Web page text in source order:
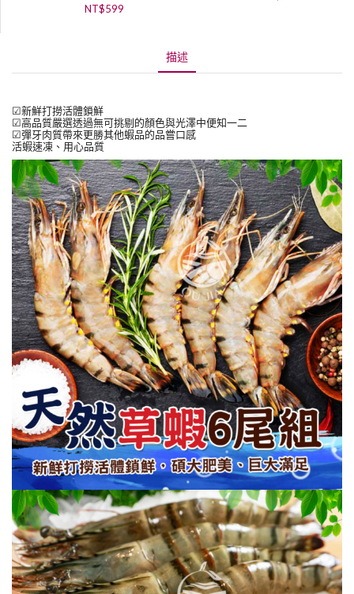
NT$599
描述
☑新鮮打撈活體鎖鮮
☑高品質嚴選透過無可挑剔的顏色與光澤中便知一二
☑彈牙肉質帶來更勝其他蝦品的品嘗口感
活蝦速凍、用心品質